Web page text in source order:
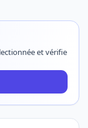
et vérifie